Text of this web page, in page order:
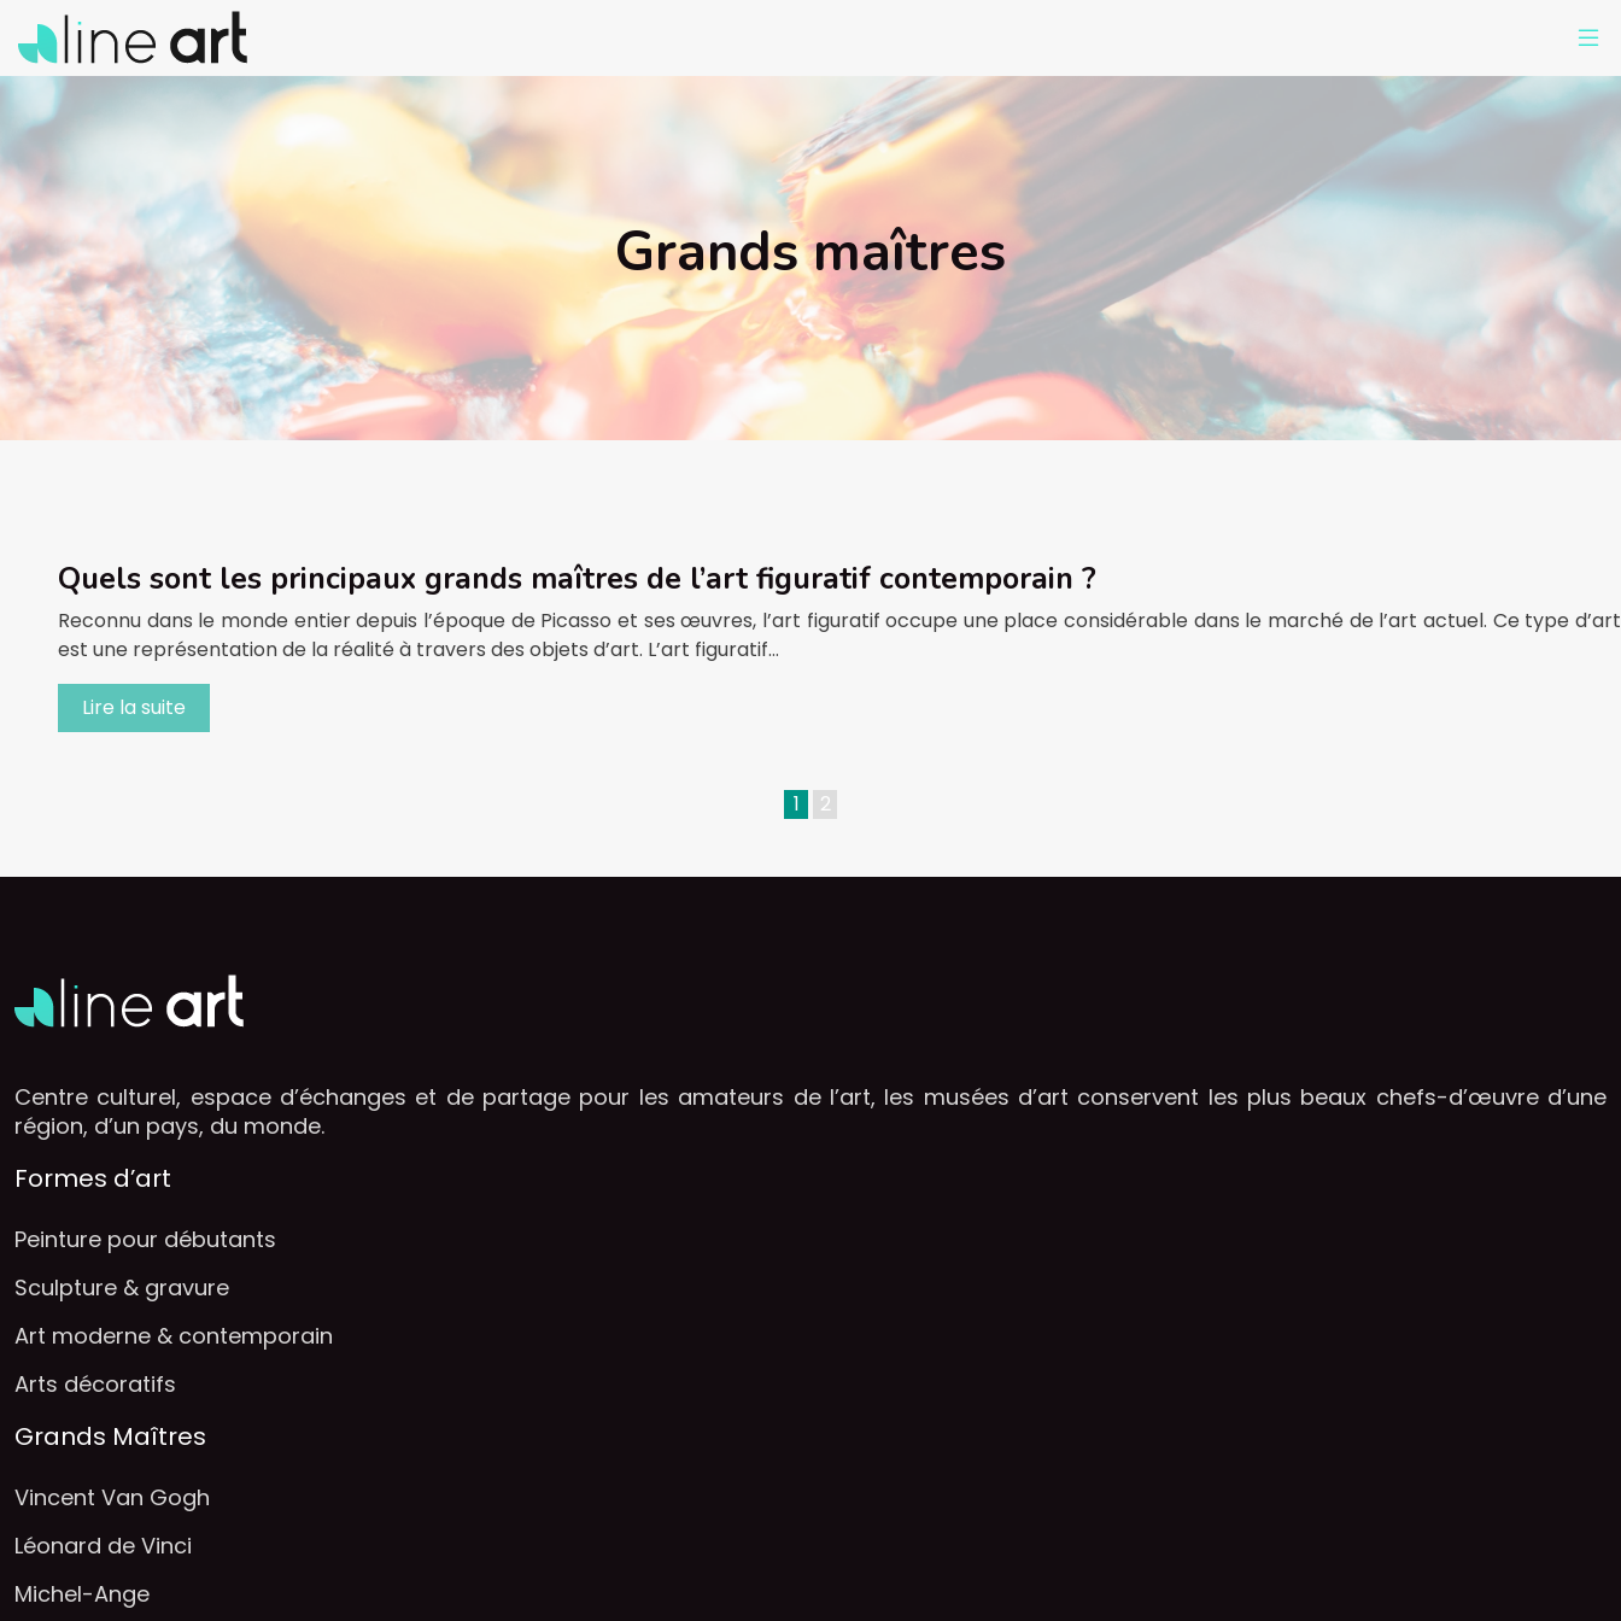
Grands maîtres
Quels sont les principaux grands maîtres de l’art figuratif contemporain ?
Reconnu dans le monde entier depuis l’époque de Picasso et ses œuvres, l’art figuratif occupe une place considérable dans le marché de l’art actuel. Ce type d’art
est une représentation de la réalité à travers des objets d’art. L’art figuratif…
Lire la suite
1 2
Centre culturel, espace d’échanges et de partage pour les amateurs de l’art, les musées d’art conservent les plus beaux chefs-d’œuvre d’une
région, d’un pays, du monde.
Formes d’art
Peinture pour débutants
Sculpture & gravure
Art moderne & contemporain
Arts décoratifs
Grands Maîtres
Vincent Van Gogh
Léonard de Vinci
Michel-Ange